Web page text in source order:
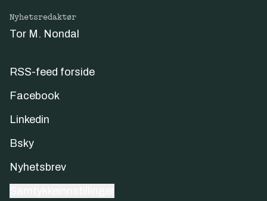
Nyhetsredaktør
Tor M. Nondal
RSS-feed forside
Facebook
Linkedin
Bsky
Nyhetsbrev